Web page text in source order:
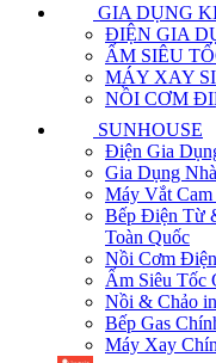
GIA DỤNG
ĐIỆN GIA
ẤM SIÊU
MÁY XAY
NỒI CƠM
SUNHOUSE
Điện Gia
Gia Dụng
Máy Vắt
Bếp Điện Từ
Toàn Quốc
Nồi Cơm
Ấm Siêu Tốc
Nồi & Chảo
Bếp Gas
Máy Xay